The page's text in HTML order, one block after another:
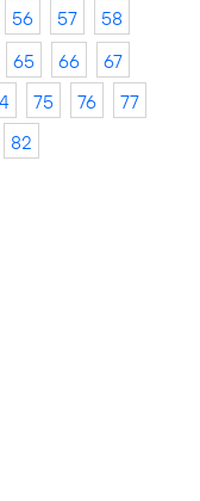
56 57
58
65 66
67
75 76
77
82